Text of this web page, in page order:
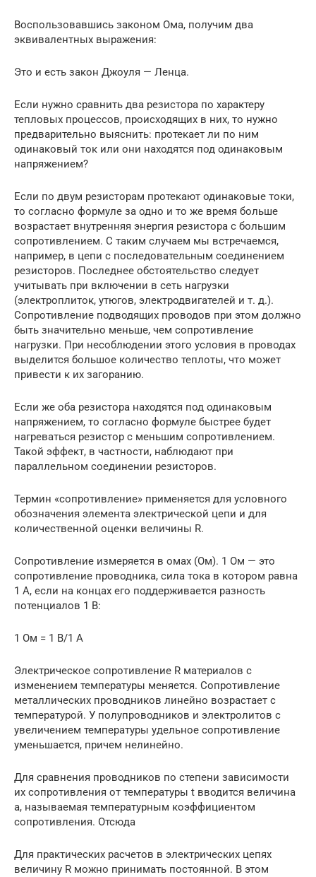
Воспользовавшись законом Ома, получим два
эквивалентных выражения:
Это и есть закон Джоуля — Ленца.
Если нужно сравнить два резистора по характеру
тепловых процессов, происходящих в них, то нужно
предварительно выяснить: протекает ли по ним
одинаковый ток или они находятся под одинаковым
напряжением?
Если по двум резисторам протекают одинаковые токи,
то согласно формуле за одно и то же время больше
возрастает внутренняя энергия резистора с большим
сопротивлением. С таким случаем мы встречаемся,
например, в цепи с последовательным соединением
резисторов. Последнее обстоятельство следует
учитывать при включении в сеть нагрузки
(электроплиток, утюгов, электродвигателей и т. д.).
Сопротивление подводящих проводов при этом должно
быть значительно меньше, чем сопротивление
нагрузки. При несоблюдении этого условия в проводах
выделится большое количество теплоты, что может
привести к их загоранию.
Если же оба резистора находятся под одинаковым
напряжением, то согласно формуле быстрее будет
нагреваться резистор с меньшим сопротивлением.
Такой эффект, в частности, наблюдают при
параллельном соединении резисторов.
Термин «сопротивление» применяется для условного
обозначения элемента электрической цепи и для
количественной оценки величины R.
Сопротивление измеряется в омах (Ом). 1 Ом — это
сопротивление проводника, сила тока в котором равна
1 А, если на концах его поддерживается разность
потенциалов 1 В:
1 Ом = 1 В/1 А
Электрическое сопротивление R материалов с
изменением температуры меняется. Сопротивление
металлических проводников линейно возрастает с
температурой. У полупроводников и электролитов с
увеличением температуры удельное сопротивление
уменьшается, причем нелинейно.
Для сравнения проводников по степени зависимости
их сопротивления от температуры t вводится величина
a, называемая температурным коэффициентом
сопротивления. Отсюда
Для практических расчетов в электрических цепях
величину R можно принимать постоянной. В этом